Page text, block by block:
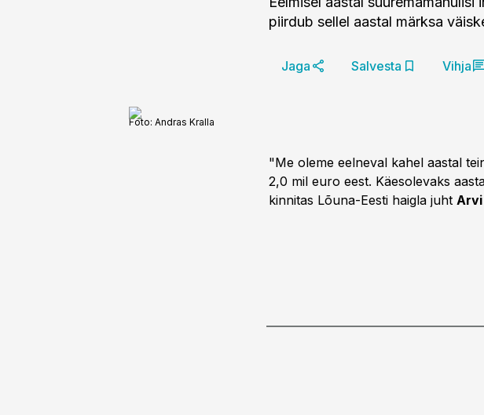
piirdub sellel aastal märksa
Jaga Salvesta Vihja
Foto: Andras Kralla
"Me oleme eelneval kahel aastal
2,0 mil euro eest. Käesolevaks
kinnitas Lõuna-Eesti haigla juht Arvi